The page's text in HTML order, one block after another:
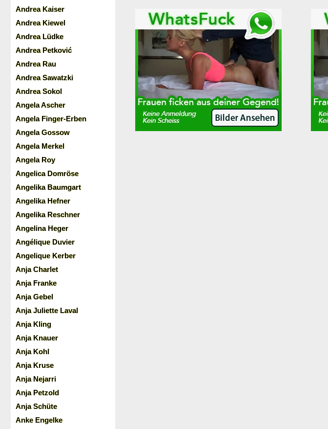
Andrea Kaiser
Andrea Kiewel
Andrea Lüdke
Andrea Petković
Andrea Rau
Andrea Sawatzki
Andrea Sokol
Angela Ascher
Angela Finger-Erben
Angela Gossow
Angela Merkel
Angela Roy
Angelica Domröse
Angelika Baumgart
Angelika Hefner
Angelika Reschner
Angelina Heger
Angélique Duvier
Angelique Kerber
Anja Charlet
Anja Franke
Anja Gebel
Anja Juliette Laval
Anja Kling
Anja Knauer
Anja Kohl
Anja Kruse
Anja Nejarri
Anja Petzold
Anja Schüte
Anke Engelke